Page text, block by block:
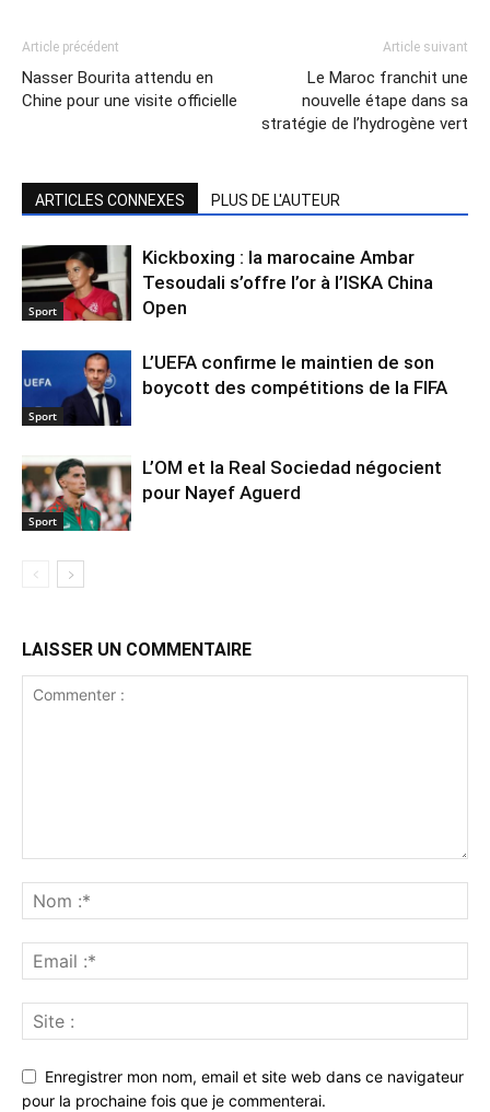
Article précédent
Nasser Bourita attendu en
Chine pour une visite officielle
Article suivant
Le Maroc franchit une
nouvelle étape dans sa
stratégie de l’hydrogène vert
ARTICLES CONNEXES PLUS DE L'AUTEUR
Sport
Kickboxing : la marocaine Ambar
Tesoudali s’offre l’or à l’ISKA China
Open
Sport
L’UEFA confirme le maintien de son
boycott des compétitions de la FIFA
Sport
L’OM et la Real Sociedad négocient
pour Nayef Aguerd
LAISSER UN COMMENTAIRE
Enregistrer mon nom, email et site web dans ce navigateur
pour la prochaine fois que je commenterai.